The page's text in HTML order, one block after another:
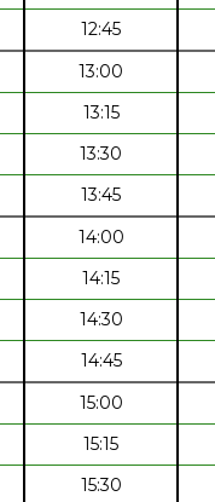
12:45
13:00
13:15
13:30
13:45
14:00
14:15
14:30
14:45
15:00
15:15
15:30